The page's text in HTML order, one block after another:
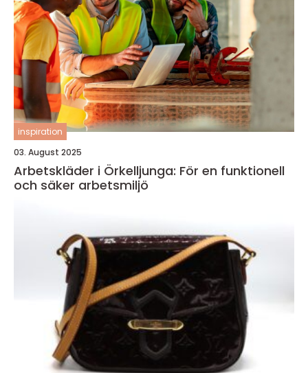
inspiration
03. August 2025
Arbetskläder i Örkelljunga: För en funktionell
och säker arbetsmiljö